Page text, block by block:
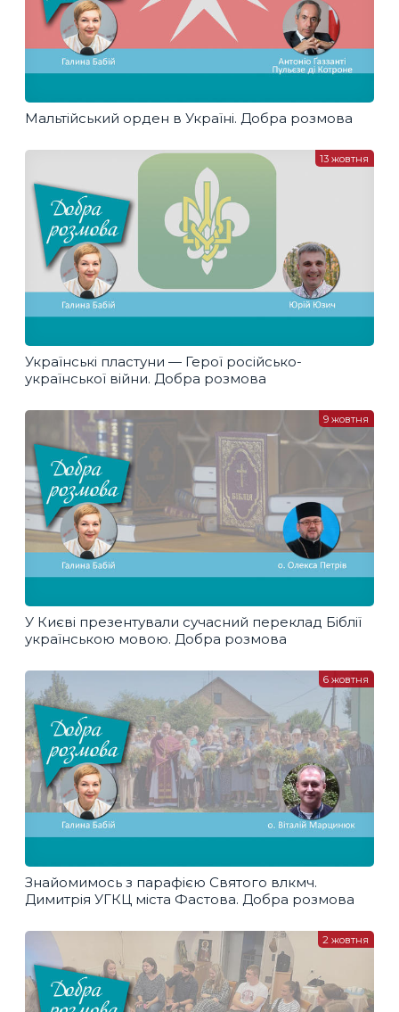
Мальтійський орден в Україні. Добра розмова
Українські пластуни — Герої російсько-
української війни. Добра розмова
13 жовтня
У Києві презентували сучасний переклад Біблії
українською мовою. Добра розмова
9 жовтня
Знайомимось з парафією Святого влкмч.
Димитрія УГКЦ міста Фастова. Добра розмова
6 жовтня
2 жовтня